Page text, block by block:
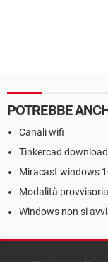
POTREBBE
Canali wifi
Tinkercad
Miracast windows
Modalità
Windows non si